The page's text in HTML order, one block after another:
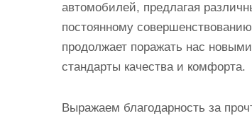
автомобилей, предлагая
постоянному
продолжает поражать нас
стандарты качества и комфорта.
Выражаем благодарность за